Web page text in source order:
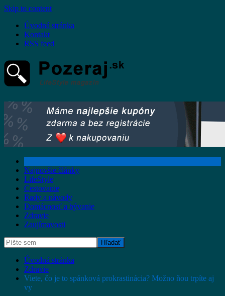
Skip to content
Úvodná stránka
Kontakt
RSS feed
Najnovšie články
LifeStyle
Cestovanie
Rady a návody
Domácnosť a bývanie
Zdravie
Zaujímavosti
Úvodná stránka
Zdravie
Viete, čo je to spánková prokrastinácia? Možno ňou trpíte aj
vy